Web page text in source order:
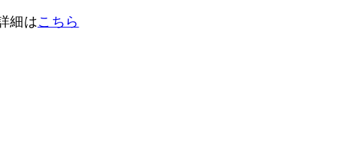
細はこちら